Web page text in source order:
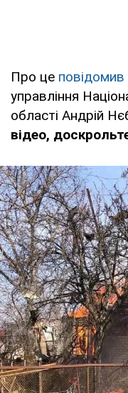
Про це повідомив
управління
області Андрій
відео,